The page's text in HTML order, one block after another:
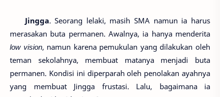
Jingga. Seorang lelaki, masih SMA namun ia harus
merasakan buta permanen. Awalnya, ia hanya menderita
low vision, namun karena pemukulan yang dilakukan oleh
teman sekolahnya, membuat matanya menjadi buta
permanen. Kondisi ini diperparah oleh penolakan ayahnya
yang membuat Jingga frustasi. Lalu, bagaimana ia